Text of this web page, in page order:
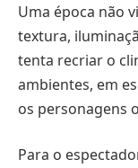
Uma época não
textura,
tenta recriar o
ambientes, em
os personagens
Para o